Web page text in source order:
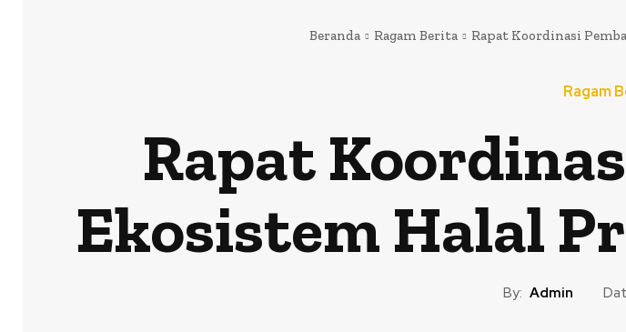
Beranda Ragam Berita Rapat Koordinasi
Ragam
Rapat
Ekosistem Halal
By: Admin